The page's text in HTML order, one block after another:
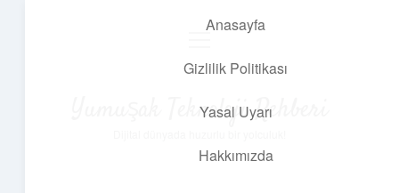
Anasayfa
Gizlilik Politikası
Yasal Uyarı
Hakkımızda
Yumuşak Teknoloji Rehberi